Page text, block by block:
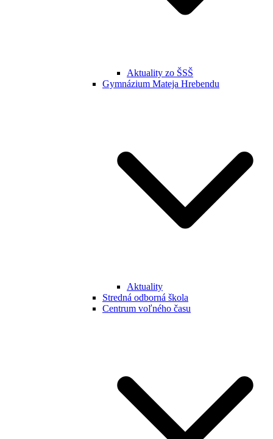
Aktuality zo ŠSŠ
Gymnázium Mateja Hrebendu
Aktuality
Stredná odborná škola
Centrum voľného času